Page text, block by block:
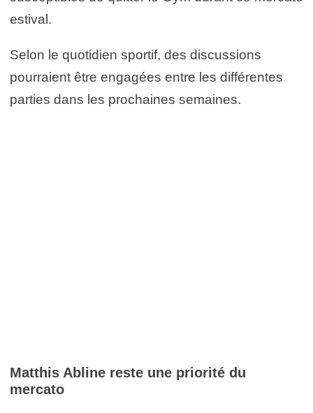
estival.
Selon le quotidien sportif, des discussions
pourraient être engagées entre les différentes
parties dans les prochaines semaines.
Matthis Abline reste une priorité du
mercato